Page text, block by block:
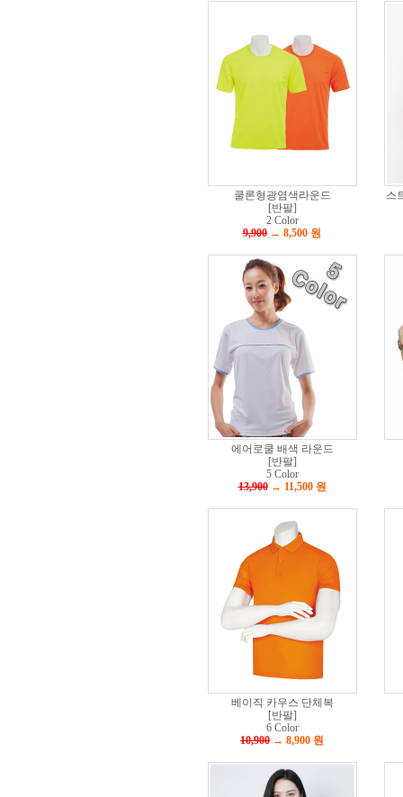
쿨론형광염색라운드
[반팔]
2 Color
9,900 → 8,500 원
스
에어로쿨 배색 라운드
[반팔]
5 Color
13,900→ 11,500원
베이직 카우스 단체복
[반팔]
6 Color
10,900 → 8,900 원